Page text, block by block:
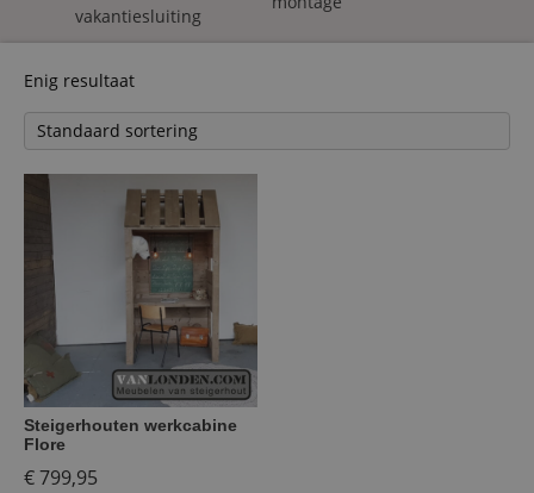
vakantiesluiting
Enig resultaat
Steigerhouten werkcabine
Flore
€799,95